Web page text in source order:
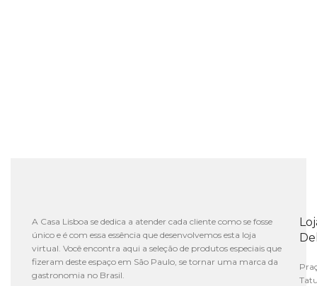
A Casa Lisboa se dedica a atender cada cliente como se fosse
único e é com essa essência que desenvolvemos esta loja
virtual. Você encontra aqui a seleção de produtos especiais que
fizeram deste espaço em São Paulo, se tornar uma marca da
gastronomia no Brasil.